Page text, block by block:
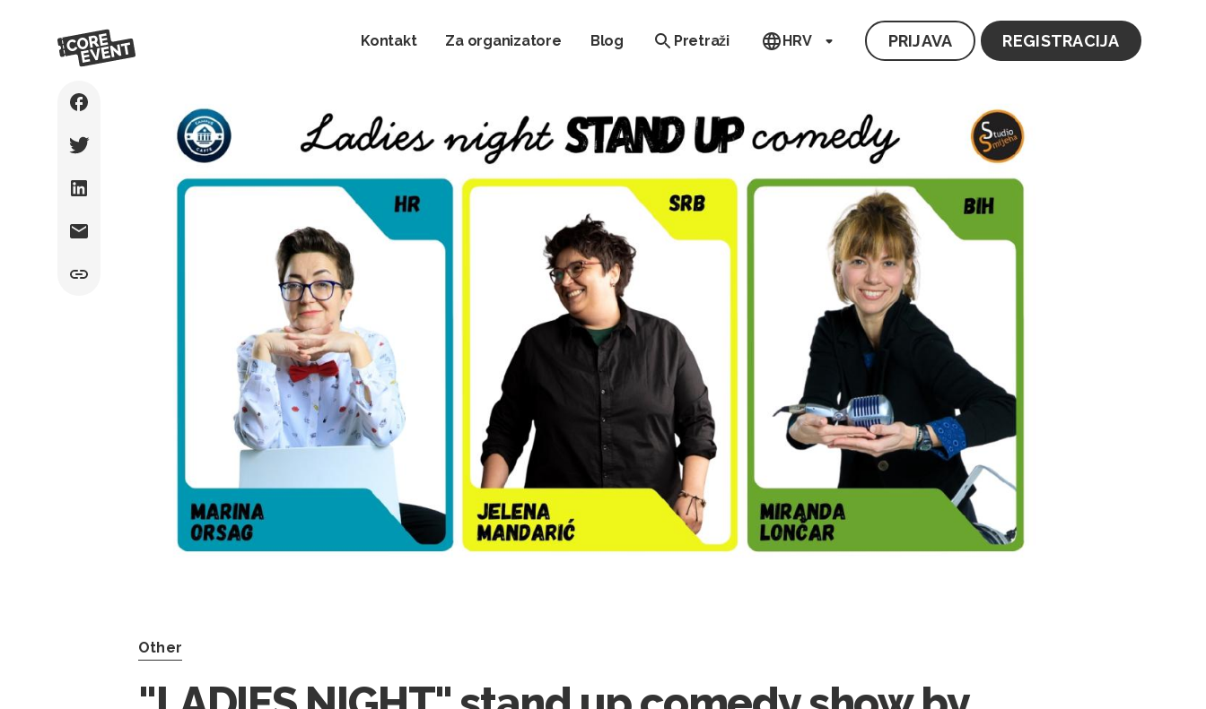
Kontakt Za organizatore Blog Pretraži HRV PRIJAVA REGISTRACIJA
Other